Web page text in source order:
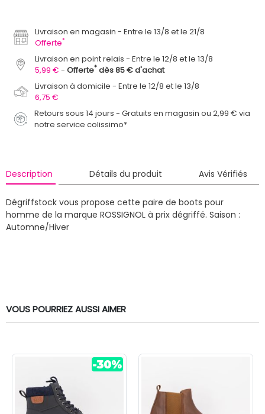
Livraison en magasin
Entre le 13/8 et le 21/8
Offerte*
Livraison en point relais
Entre le 12/8 et le 13/8
5,99 €
Offerte* dès 85 € d'achat
Livraison à domicile
Entre le 12/8 et le 13/8
6,75 €
Retours sous 14 jours - Gratuits en magasin ou 2,99 € via
notre service colissimo*
Description Détails du produit Avis Vérifiés
Dégriffstock vous propose cette paire de boots pour
homme de la marque ROSSIGNOL à prix dégriffé. Saison :
Automne/Hiver
VOUS POURRIEZ AUSSI AIMER